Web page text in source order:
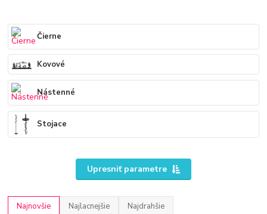
Čierne
Kovové
Nástenné
Stojace
Upresniť parametre
Najnovšie Najlacnejšie Najdrahšie